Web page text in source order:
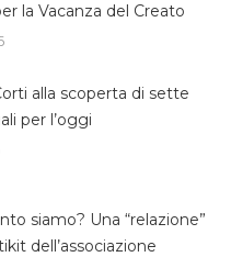
la Vacanza del Creato
alla scoperta di sette
per l’oggi
siamo? Una “relazione”
dell’associazione